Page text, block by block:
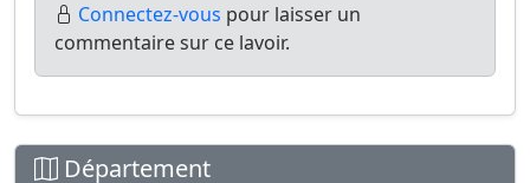
Connectez-vous pour laisser un
commentaire sur ce lavoir.
Département